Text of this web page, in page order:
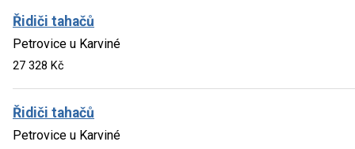
Řidiči tahačů
Petrovice u Karviné
27 328 Kč
Řidiči tahačů
Petrovice u Karviné